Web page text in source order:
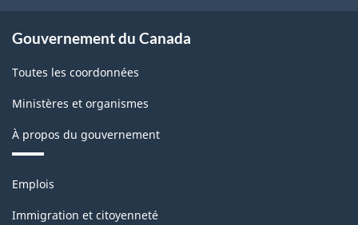
Gouvernement du Canada
Toutes les coordonnées
Ministères et organismes
À propos du gouvernement
Thèmes
sujets
Emplois
Immigration et citoyenneté